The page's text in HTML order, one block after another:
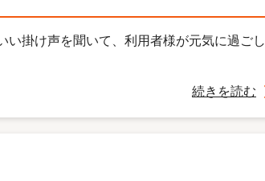
掛け声を聞いて、利用者様が元気に過ごし
続きを読む